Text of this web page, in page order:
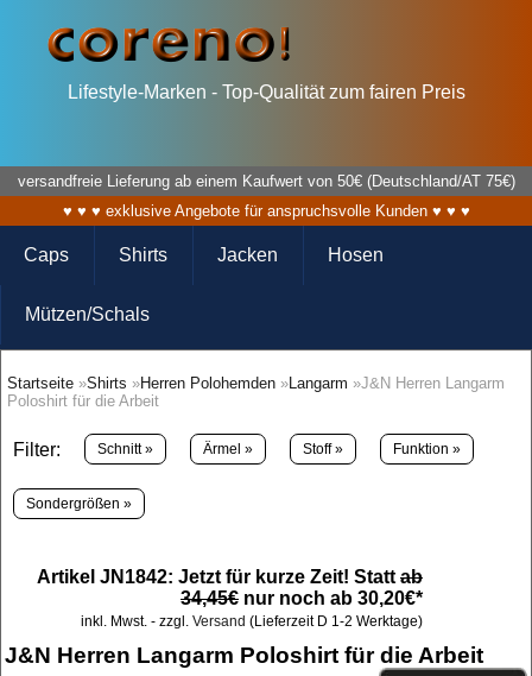
Lifestyle-Marken - Top-Qualität zum fairen Preis
versandfreie Lieferung ab einem Kaufwert von 50€ (Deutschland/AT 75€)
♥ ♥ ♥ exklusive Angebote für anspruchsvolle Kunden ♥ ♥ ♥
Caps Shirts Jacken Hosen
Mützen/Schals
Startseite »Shirts »Herren Polohemden »Langarm »J&N Herren Langarm
Poloshirt für die Arbeit
Filter: Schnitt » Ärmel » Stoff » Funktion »
Sondergrößen »
Artikel JN1842: Jetzt für kurze Zeit! Statt ab
34,45€ nur noch ab 30,20€*
inkl. Mwst. - zzgl. Versand (Lieferzeit D 1-2 Werktage)
J&N Herren Langarm Poloshirt für die Arbeit